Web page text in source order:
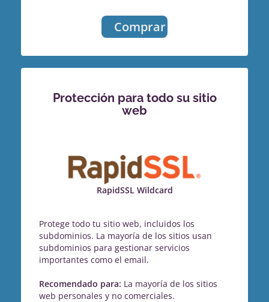
Comprar
Protección para todo su sitio
web
RapidSSL Wildcard
Protege todo tu sitio web, incluidos los
subdominios. La mayoría de los sitios usan
subdominios para gestionar servicios
importantes como el email.
Recomendado para: La mayoría de los sitios
web personales y no comerciales.